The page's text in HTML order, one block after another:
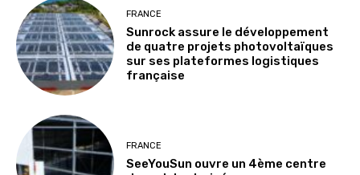
FRANCE
Sunrock assure le développement
de quatre projets photovoltaïques
sur ses plateformes logistiques
française
FRANCE
SeeYouSun ouvre un 4ème centre